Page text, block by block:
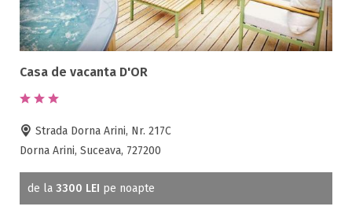
Casa de vacanta D'OR
Strada Dorna Arini, Nr. 217C
Dorna Arini, Suceava, 727200
de la 3300 LEI pe noapte